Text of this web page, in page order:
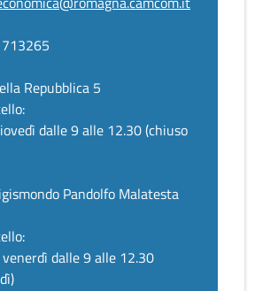
Repubblica 5
dalle 9 alle 12.30 (chiuso
Pandolfo Malatesta
dalle 9 alle 12.30